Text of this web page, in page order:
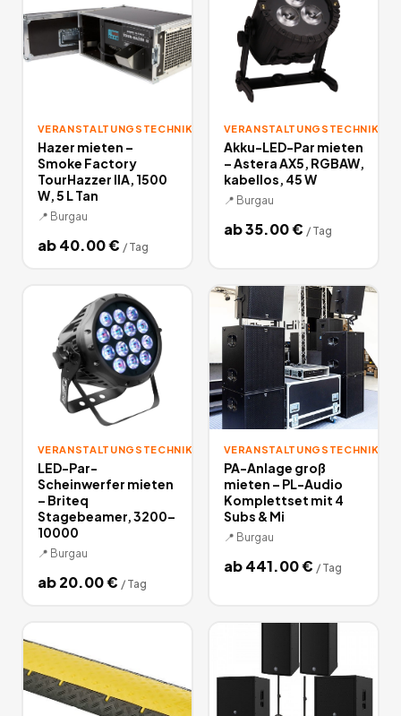
VERANSTALTUNGSTECHNIK
Hazer mieten –
Smoke Factory
TourHazzer IIA, 1500
W, 5 L Tan
📍 Burgau
ab40.00€ / Tag
VERANSTALTUNGSTECHNIK
Akku-LED-Par mieten
– Astera AX5, RGBAW,
kabellos, 45 W
📍 Burgau
ab35.00€ / Tag
VERANSTALTUNGSTECHNIK
LED-Par-
Scheinwerfer mieten
– Briteq
Stagebeamer, 3200–
10000
📍 Burgau
ab20.00€ / Tag
VERANSTALTUNGSTECHNIK
PA-Anlage groß
mieten – PL-Audio
Komplettset mit 4
Subs & Mi
📍 Burgau
ab441.00€ / Tag